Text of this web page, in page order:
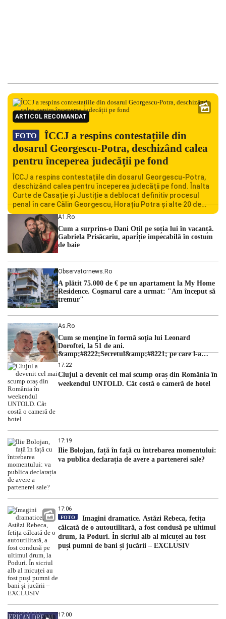
ARTICOL RECOMANDAT
FOTO
ÎCCJ a respins contestațiile din
dosarul Georgescu-Potra, deschizând calea
pentru începerea judecății pe fond
ÎCCJ a respins contestațiile din dosarul Georgescu-Potra,
deschizând calea pentru începerea judecății pe fond. Înalta
Curte de Casație și Justiție a deblocat definitiv procesul
penal în care Călin Georgescu, Horațiu Potra și alte 20 de
persoane sunt acuzați de acțiuni îndreptate împotriva
ordinii constituționale. În ședința din camera preliminară,
judecătorii de la instanța supremă au […]
A1.ro
Cum a surprins-o Dani Oțil pe soția lui în vacanță.
Gabriela Prisăcariu, apariție impecabilă în costum
de baie
Observatornews.ro
A plătit 75.000 de € pe un apartament la My Home
Residence. Coşmarul care a urmat: "Am început să
tremur"
As.ro
Cum se menţine în formă soţia lui Leonard
Doroftei, la 51 de ani.
&amp;#8222;Secretul&amp;#8221; pe care l-a
dezvăluit
17:22
Clujul a devenit cel mai scump oraș din România în
weekendul UNTOLD. Cât costă o cameră de hotel
17:19
Ilie Bolojan, față în față cu întrebarea momentului:
va publica declarația de avere a partenerei sale?
17:06
FOTO
Imagini dramatice. Astăzi Rebeca, fetița
călcată de o autoutilitară, a fost condusă pe ultimul
drum, la Poduri. În sicriul alb al micuței au fost
puși pumni de bani și jucării – EXCLUSIV
17:00